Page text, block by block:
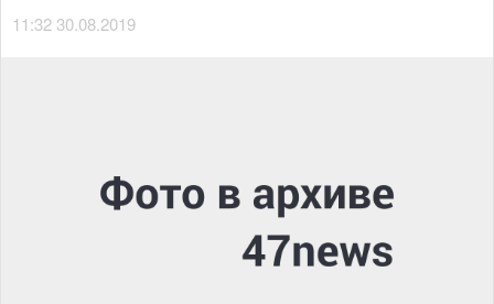
11:32 30.08.2019